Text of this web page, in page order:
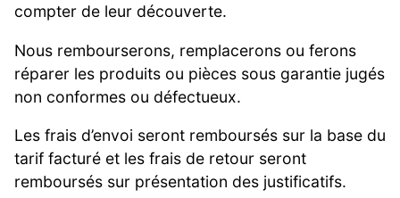
compter de leur découverte.
Nous rembourserons, remplacerons ou ferons
réparer les produits ou pièces sous garantie jugés
non conformes ou défectueux.
Les frais d’envoi seront remboursés sur la base du
tarif facturé et les frais de retour seront
remboursés sur présentation des justificatifs.